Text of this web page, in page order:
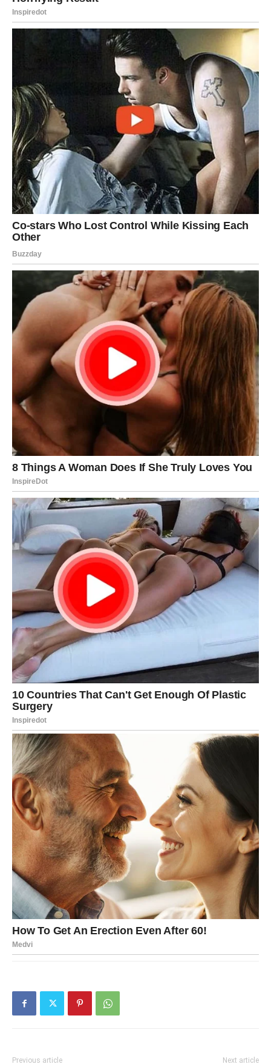
Previous article Next article